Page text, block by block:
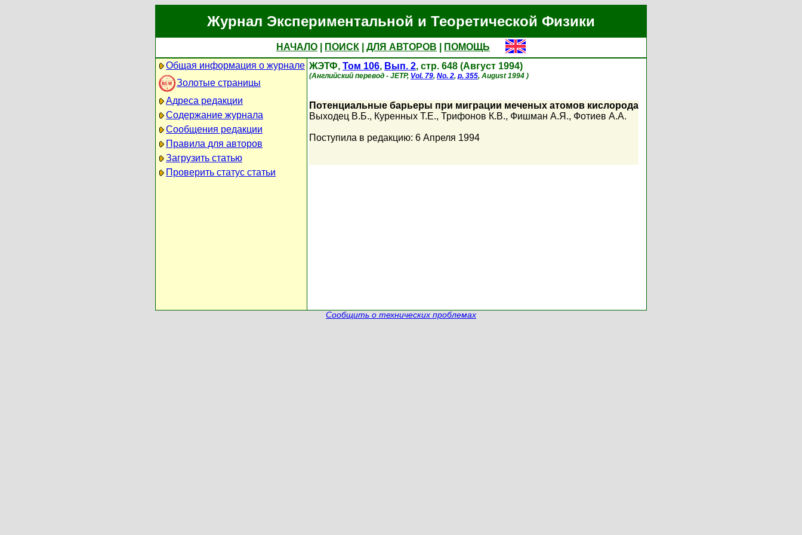
Журнал Экспериментальной и Теоретической Физики
НАЧАЛО ПОИСК ДЛЯ АВТОРОВ
ПОМОЩЬ
Общая информация о журнале
Золотые страницы
Адреса редакции
Содержание журнала
Сообщения редакции
Правила для авторов
Загрузить статью
Проверить статус статьи
ЖЭТФ, Том 106, Вып. 2, стр. 648 (Август 1994)
(Английский перевод - JETP, Vol. 79, No. 2, p. 355, August 1994 )
Потенциальные барьеры при миграции меченых атомов кислорода
Выходец В.Б., Куренных Т.Е., Трифонов К.В., Фишман А.Я., Фотиев А.А.
Поступила в редакцию: 6 Апреля 1994
Сообщить о технических проблемах